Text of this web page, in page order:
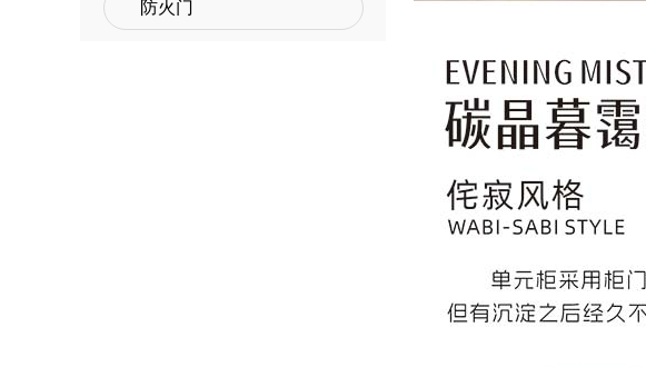
防火门